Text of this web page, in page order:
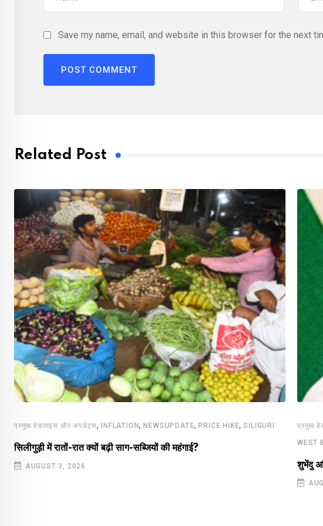
Save my name, email, and website in this browser for the next
Related Post
प्रमुख हेडलाइंस और अपडेट्स,INFLATION,NEWSUPDATE,PRICE HIKE,SILIGURI
सिलीगुड़ी में रातों-रात क्यों बढ़ी साग-सब्जियों की महंगाई?
AUGUST 3, 2026
प्रमुख
WEST
शुभेंदु